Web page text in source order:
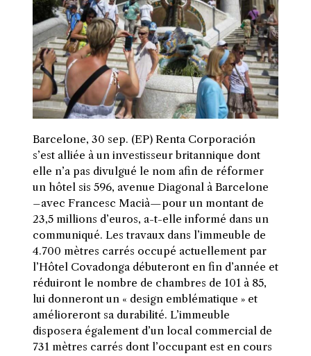
Barcelone, 30 sep. (EP) Renta Corporación
s’est alliée à un investisseur britannique dont
elle n’a pas divulgué le nom afin de réformer
un hôtel sis 596, avenue Diagonal à Barcelone
–avec Francesc Macià—pour un montant de
23,5 millions d’euros, a-t-elle informé dans un
communiqué. Les travaux dans l’immeuble de
4.700 mètres carrés occupé actuellement par
l’Hôtel Covadonga débuteront en fin d’année et
réduiront le nombre de chambres de 101 à 85,
lui donneront un « design emblématique » et
amélioreront sa durabilité. L’immeuble
disposera également d’un local commercial de
731 mètres carrés dont l’occupant est en cours